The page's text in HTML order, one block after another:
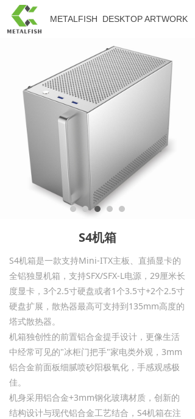
METALFISH DESKTOP ARTWORK
S4机箱
S4机箱是一款支持Mini-ITX主板、直插显卡的
全铝独显机箱，支持SFX/SFX-L电源，29厘米长
度显卡，3个2.5寸硬盘或者1个3.5寸+2个2.5寸
硬盘扩展，散热器最高可支持到135mm高度的
塔式散热器。
机箱独创性的前置铝合金提手设计，更像生活
中经常可见的"冰柜门把手"家电类外观，3mm
铝合金前面板细腻喷砂阳极氧化，手感观感极
佳。
机身采用铝合金+3mm钢化玻璃材质，创新的
结构设计与现代铝合金工艺结合，S4机箱在注